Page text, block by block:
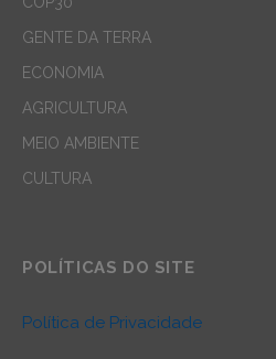
GENTE DA TERRA
ECONOMIA
AGRICULTURA
MEIO AMBIENTE
CULTURA
POLÍTICAS DO SITE
Política de Privacidade